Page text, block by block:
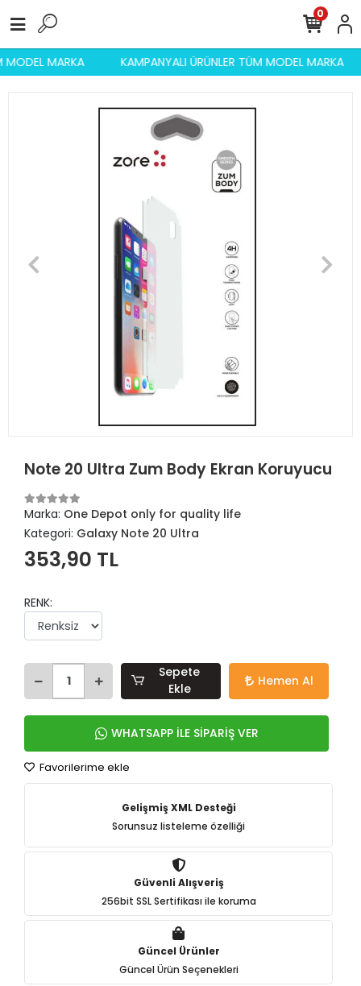
MODEL MARKA KAMPANYALI ÜRÜNLER TÜM MODEL MARKA
0
Note 20 Ultra Zum Body Ekran Koruyucu
Marka: One Depot only for quality life
Kategori: Galaxy Note 20 Ultra
353,90 TL
RENK:
Sepete
Ekle
Hemen Al
WHATSAPP İLE SİPARİŞ VER
Favorilerime ekle
Gelişmiş XML Desteği
Sorunsuz listeleme özelliği
Güvenli Alışveriş
256bit SSL Sertifikası ile koruma
Güncel Ürünler
Güncel Ürün Seçenekleri